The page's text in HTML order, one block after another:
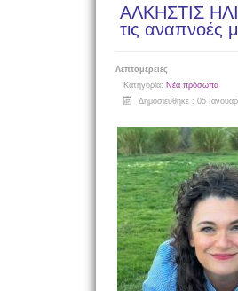
ΑΛΚΗΣΤΙΣ
τις αναπνοές
Λεπτομέρειες
Κατηγορία: Νέα πρόσωπα
Δημοσιεύθηκε : 05